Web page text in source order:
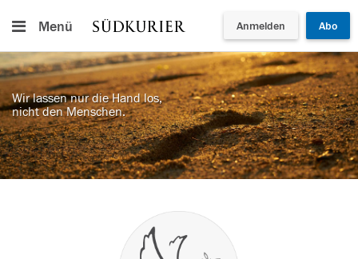
Menü Anmelden Abo
Wir lassen nur die Hand los,
nicht den Menschen.